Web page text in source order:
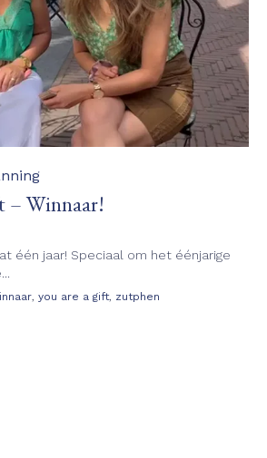
– Winnaar!
één jaar! Speciaal om het éénjarige
you are a gift, zutphen